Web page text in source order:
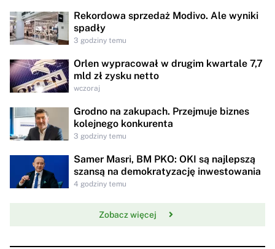
Rekordowa sprzedaż Modivo. Ale wyniki
spadły
3 godziny temu
Orlen wypracował w drugim kwartale 7,7
mld zł zysku netto
wczoraj
Grodno na zakupach. Przejmuje biznes
kolejnego konkurenta
3 godziny temu
Samer Masri, BM PKO: OKI są najlepszą
szansą na demokratyzację inwestowania
4 godziny temu
Zobacz więcej